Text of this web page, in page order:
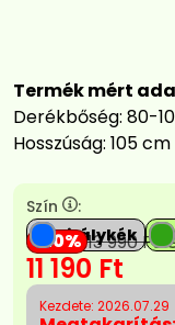
Termék mért
Derékbőség: 80-
Hosszúság: 105 cm
Szín
:
Királykék
20 13 990Ft
11 190 Ft
Kezdete: 2026.07.29